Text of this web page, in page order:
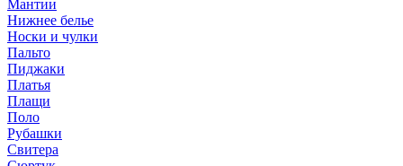
Мантии
Нижнее белье
Носки и чулки
Пальто
Пиджаки
Платья
Плащи
Поло
Рубашки
Свитера